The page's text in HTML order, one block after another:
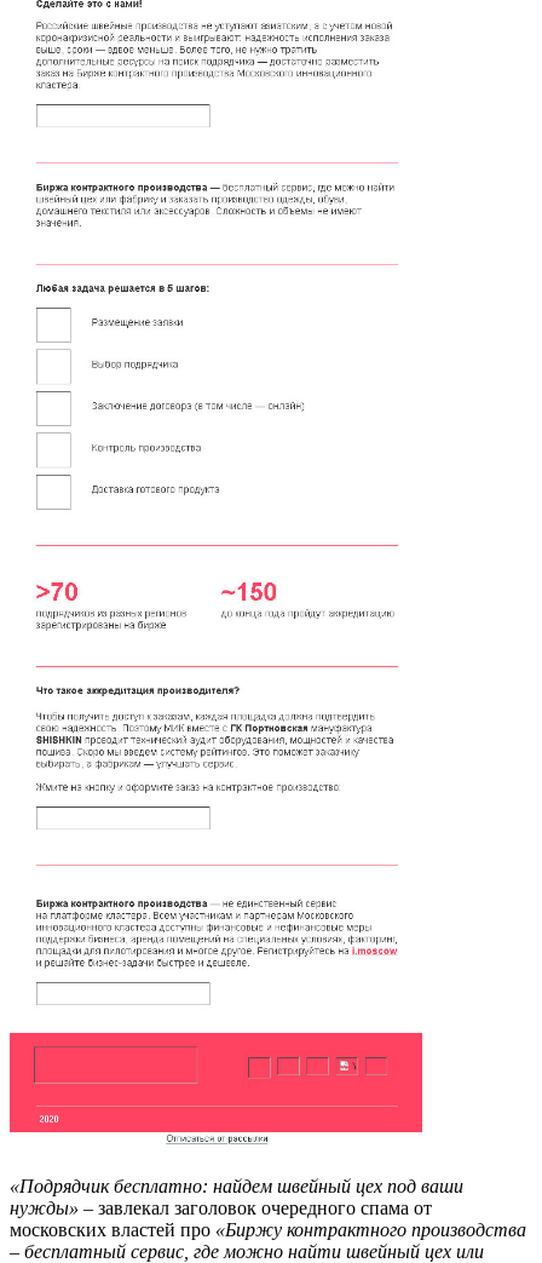
«Подрядчик бесплатно: найдем швейный цех под ваши
нужды» – завлекал заголовок очередного спама от
московских властей про «Биржу контрактного производства
– бесплатный сервис, где можно найти швейный цех или